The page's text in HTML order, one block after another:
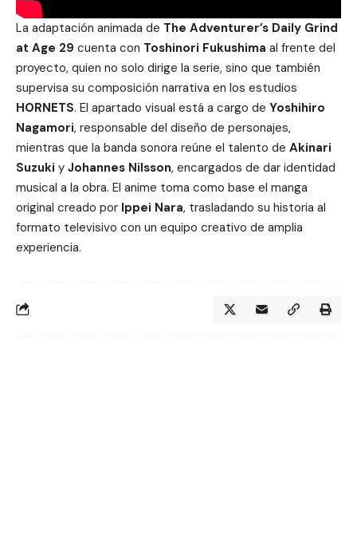
La adaptación animada de The Adventurer’s Daily Grind
at Age 29 cuenta con Toshinori Fukushima al frente del
proyecto, quien no solo dirige la serie, sino que también
supervisa su composición narrativa en los estudios
HORNETS. El apartado visual está a cargo de Yoshihiro
Nagamori, responsable del diseño de personajes,
mientras que la banda sonora reúne el talento de Akinari
Suzuki y Johannes Nilsson, encargados de dar identidad
musical a la obra. El anime toma como base el manga
original creado por Ippei Nara, trasladando su historia al
formato televisivo con un equipo creativo de amplia
experiencia.